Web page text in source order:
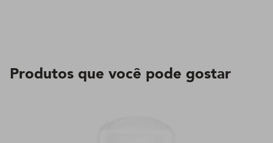
Produtos que você pode gostar